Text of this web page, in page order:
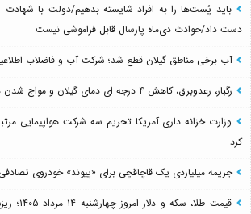
باید پُست‌ها را به افراد شایسته بدهیم/دولت با شهادت
دست داد/حوادث دی‌ماه پارسال قابل فراموشی نیست
آب برخی مناطق گیلان قطع شد؛ شرکت آب و فاضلاب
رگبار، رعدوبرق، کاهش ۴ درجه ای دمای گیلان و مواج شدن دریای کاسپین از پنجشنبه
وزارت خزانه داری آمریکا تحریم سه شرکت هواپیمایی
کرد
جریمه میلیاردی یک قاچاقچی برای «پیوند» خودروی
قیمت طلا،